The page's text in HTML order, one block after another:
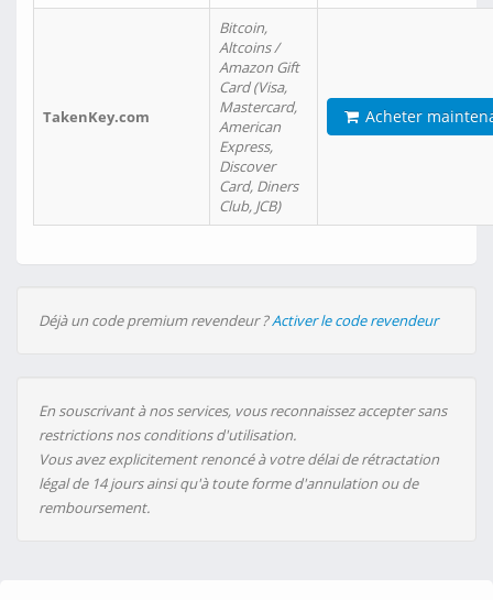
TakenKey.com
Bitcoin,
Altcoins /
Amazon Gift
Card (Visa,
Mastercard,
American
Express,
Discover
Card, Diners
Club, JCB)
Acheter
Déjà un code premium revendeur ?Activer le code revendeur
En souscrivant à nos services, vous reconnaissez accepter sans
restrictions nos conditions d'utilisation.
Vous avez explicitement renoncé à votre délai de rétractation
légal de 14 jours ainsi qu'à toute forme d'annulation ou de
remboursement.